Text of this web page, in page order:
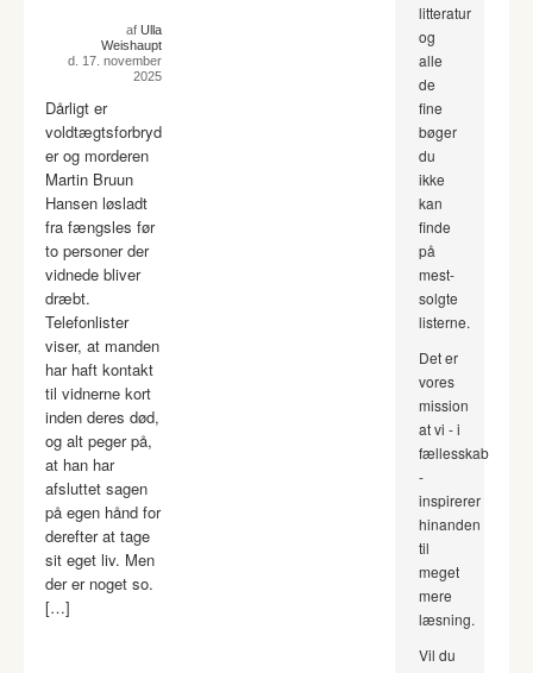
af Ulla
Weishaupt
d. 17. november
2025
Dårligt er
voldtægtsforbryd
er og morderen
Martin Bruun
Hansen løsladt
fra fængsles før
to personer der
vidnede bliver
dræbt.
Telefonlister
viser, at manden
har haft kontakt
til vidnerne kort
inden deres død,
og alt peger på,
at han har
afsluttet sagen
på egen hånd for
derefter at tage
sit eget liv. Men
der er noget so.
[…]
litteratur
og
alle
de
fine
bøger
du
ikke
kan
finde
på
mest-
solgte
listerne.
Det er
vores
mission
at vi - i
fællesskab
-
inspirerer
hinanden
til
meget
mere
læsning.
Vil du